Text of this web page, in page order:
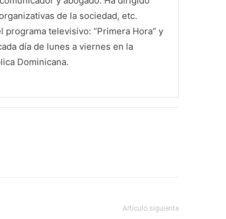
de la sociedad, etc.
televisivo: “Primera Hora” y
día de lunes a viernes en la
Dominicana.
Artículo siguiente